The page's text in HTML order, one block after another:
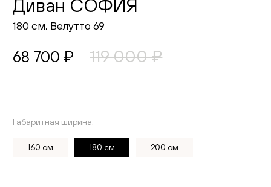
Пуфы и банкетки
Подушки
Распродажа
Комнаты
Диван СОФИЯ
180 см, Велутто 69
68 700 ₽ 119 000 ₽
Выберите ткань
Габаритная ширина:
160 см 180 см 200 см